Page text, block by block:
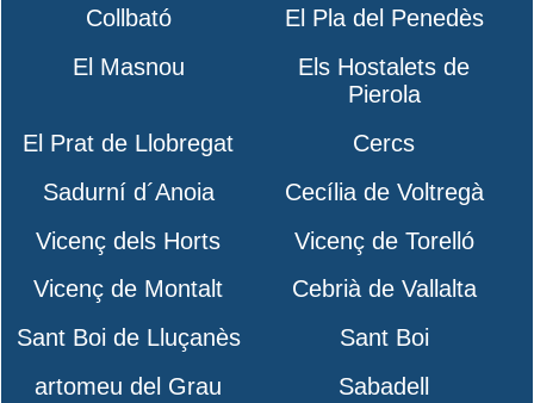
Collbató
El Pla del Penedès
El Masnou
Els Hostalets de
Pierola
El Prat de Llobregat
Cercs
Sadurní d´Anoia
Cecília de Voltregà
Vicenç dels Horts
Vicenç de Torelló
Vicenç de Montalt
Cebrià de Vallalta
Sant Boi de Lluçanès
Sant Boi
artomeu del Grau
Sabadell